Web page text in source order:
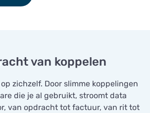
van koppelen
zichzelf. Door slimme koppelingen
die je al gebruikt, stroomt data
van opdracht tot factuur, van rit tot